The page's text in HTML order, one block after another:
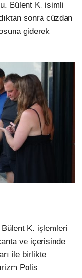
Bülent K. isimli
sonra cüzdan
giderek
Bülent K. işlemleri
ve içerisinde
ile birlikte
Polis